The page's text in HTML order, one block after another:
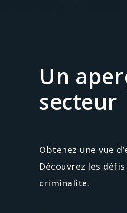
Un
secteur
Obtenez une vue
Découvrez les
criminalité.